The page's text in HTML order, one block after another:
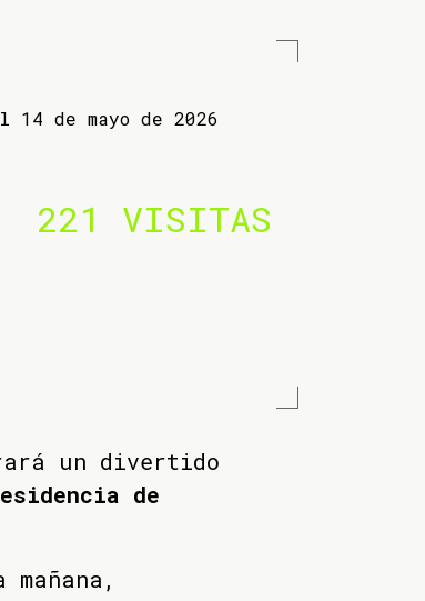
de mayo de 2026
221 VISITAS
un divertido
de